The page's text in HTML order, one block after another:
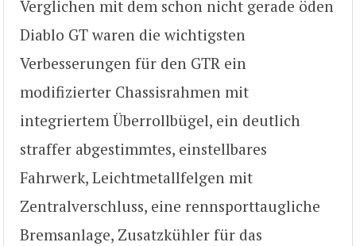
Verglichen mit dem schon nicht gerade öden
Diablo GT waren die wichtigsten
Verbesserungen für den GTR ein
modifizierter Chassisrahmen mit
integriertem Überrollbügel, ein deutlich
straffer abgestimmtes, einstellbares
Fahrwerk, Leichtmetallfelgen mit
Zentralverschluss, eine rennsporttaugliche
Bremsanlage, Zusatzkühler für das